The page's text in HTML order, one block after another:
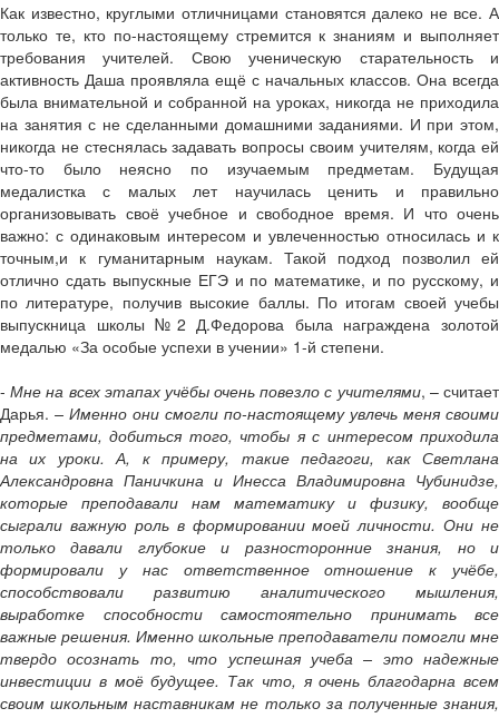
Как известно, круглыми отличницами становятся далеко не все. А
только те, кто по-настоящему стремится к знаниям и выполняет
требования учителей. Свою ученическую старательность и
активность Даша проявляла ещё с начальных классов. Она всегда
была внимательной и собранной на уроках, никогда не приходила
на занятия с не сделанными домашними заданиями. И при этом,
никогда не стеснялась задавать вопросы своим учителям, когда ей
что-то было неясно по изучаемым предметам. Будущая
медалистка с малых лет научилась ценить и правильно
организовывать своё учебное и свободное время. И что очень
важно: с одинаковым интересом и увлеченностью относилась и к
точным,и к гуманитарным наукам. Такой подход позволил ей
отлично сдать выпускные ЕГЭ и по математике, и по русскому, и
по литературе, получив высокие баллы. По итогам своей учебы
выпускница школы №2 Д.Федорова была награждена золотой
медалью «За особые успехи в учении» 1-й степени.
- Мне на всех этапах учёбы очень повезло с учителями, – считает
Дарья. – Именно они смогли по-настоящему увлечь меня своими
предметами, добиться того, чтобы я с интересом приходила
на их уроки. А, к примеру, такие педагоги, как Светлана
Александровна Паничкина и Инесса Владимировна Чубинидзе,
которые преподавали нам математику и физику, вообще
сыграли важную роль в формировании моей личности. Они не
только давали глубокие и разносторонние знания, но и
формировали у нас ответственное отношение к учёбе,
способствовали развитию аналитического мышления,
выработке способности самостоятельно принимать все
важные решения. Именно школьные преподаватели помогли мне
твердо осознать то, что успешная учеба – это надежные
инвестиции в моё будущее. Так что, я очень благодарна всем
своим школьным наставникам не только за полученные знания,